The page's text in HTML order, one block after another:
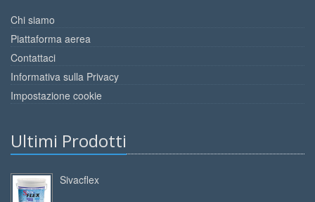
Chi siamo
Piattaforma aerea
Contattaci
Informativa sulla Privacy
Impostazione cookie
Ultimi Prodotti
Sivacflex